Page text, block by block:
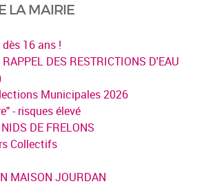
LA MAIRIE
16 ans !
DES RESTRICTIONS D'EAU
Municipales 2026
- risques élevé
DE FRELONS
Collectifs
MAISON JOURDAN